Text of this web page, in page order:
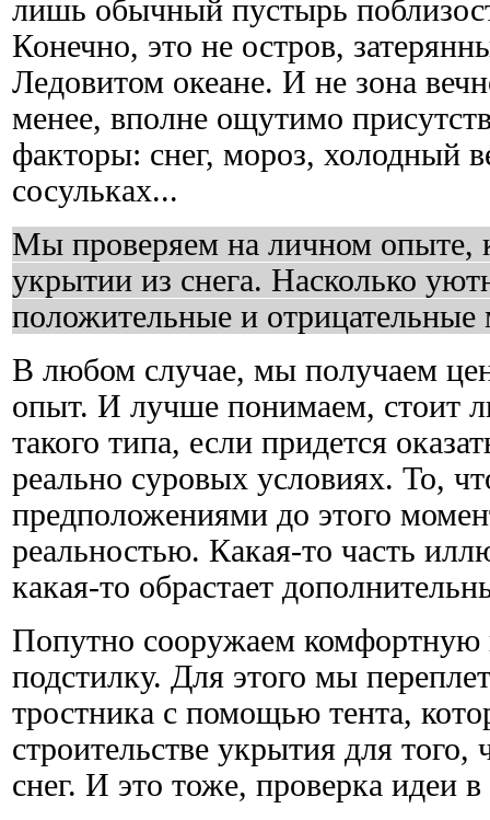
лишь обычный пустырь
Конечно, это не остров,
Ледовитом океане. И не зона
менее, вполне ощутимо
факторы: снег, мороз, холодный
сосульках...
Мы проверяем на личном опыте,
укрытии из снега. Насколько
положительные и
В любом случае, мы получаем
опыт. И лучше понимаем, стоит
такого типа, если придется
реально суровых условиях. То,
предположениями до этого
реальностью. Какая-то часть
какая-то обрастает
Попутно сооружаем
подстилку. Для этого мы
тростника с помощью тента,
строительстве укрытия для
снег. И это тоже, проверка идеи